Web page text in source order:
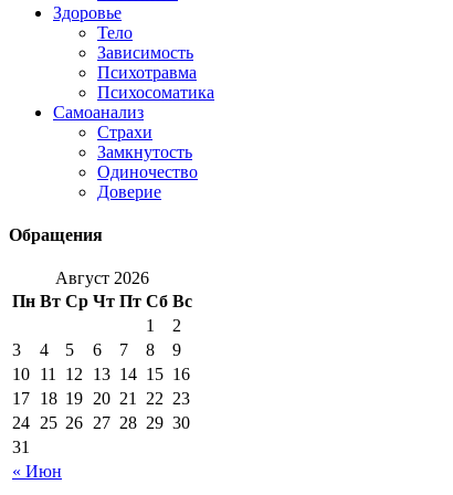
Здоровье
Тело
Зависимость
Психотравма
Психосоматика
Самоанализ
Страхи
Замкнутость
Одиночество
Доверие
Обращения
Август 2026
Пн Вт Ср Чт Пт Сб Вс
« Июн
1
2
3
4 5 6 7 8
9
10 11 12 13 14 15 16
17 18 19 20 21 22 23
24 25 26 27 28 29 30
31